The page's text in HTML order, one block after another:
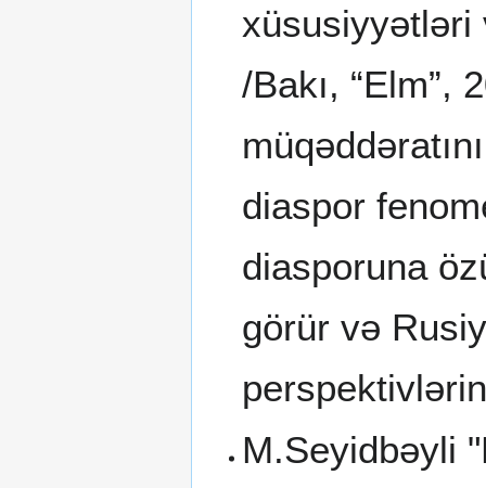
xüsusiyyətləri
/Bakı, “Elm”,
diaspor
diasporuna
görür və
M.Seyidbəyli